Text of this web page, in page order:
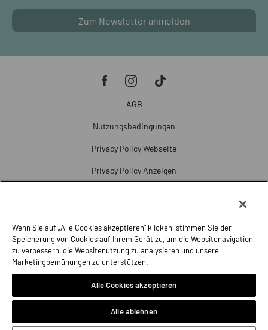
Zum Newsletter anmelden
AGB
Nutzungsbedingungen
Privacy Policy Webseite
Privacy Policy Anzeigen
Beschwerde
Impressum
Wenn Sie auf „Alle Cookies akzeptieren“ klicken, stimmen Sie der
Speicherung von Cookies auf Ihrem Gerät zu, um die Websitenavigation
zu verbessern, die Websitenutzung zu analysieren und unsere
Marketingbemühungen zu unterstützen.
Alle Cookies akzeptieren
Alle ablehnen